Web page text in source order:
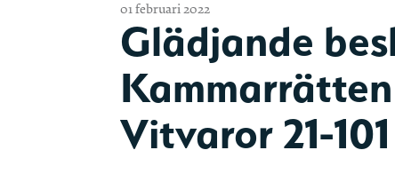
01 februari 2022
Glädjande
Vitvaror 21-101